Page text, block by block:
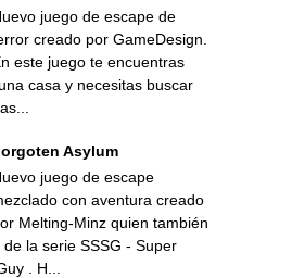
juego de escape de
creado por GameDesign.
este juego te encuentras
casa y necesitas buscar
Asylum
juego de escape
con aventura creado
Melting-Minz quien también
la serie SSSG - Super
. H...